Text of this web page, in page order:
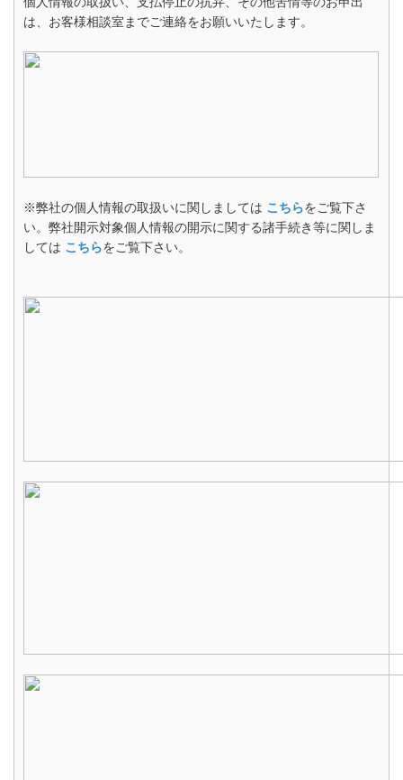
は、お客様相談室までご連絡をお願いいたします。
※弊社の個人情報の取扱いに関しましては こちらをご覧下さ
い。弊社開示対象個人情報の開示に関する諸手続き等に関しま
しては こちらをご覧下さい。